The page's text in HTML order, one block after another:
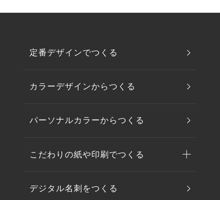
定番デザインでつくる
カラーデザインからつくる
パーソナルカラーからつくる
こだわりの紙や印刷でつくる
デジタル名刺をつくる